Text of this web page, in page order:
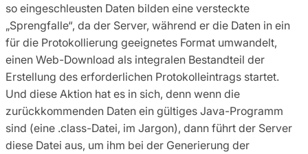
so eingeschleusten Daten bilden eine versteckte
„Sprengfalle“, da der Server, während er die Daten in ein
für die Protokollierung geeignetes Format umwandelt,
einen Web-Download als integralen Bestandteil der
Erstellung des erforderlichen Protokolleintrags startet.
Und diese Aktion hat es in sich, denn wenn die
zurückkommenden Daten ein gültiges Java-Programm
sind (eine .class-Datei, im Jargon), dann führt der Server
diese Datei aus, um ihm bei der Generierung der